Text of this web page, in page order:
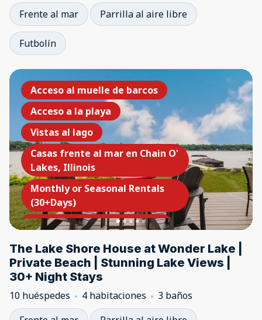
Frente al mar
Parrilla al aire libre
Futbolín
Acceso al muelle de barcos
Acceso a la playa
Vistas al lago
Casas frente al mar en Chain O'
Lakes, Illinois
Monthly or Seasonal Rentals
(30+Days)
Luxury Lake Home Portfolio
The Lake Shore House at Wonder Lake |
Private Beach | Stunning Lake Views |
30+ Night Stays
10 huéspedes 4 habitaciones
3 baños